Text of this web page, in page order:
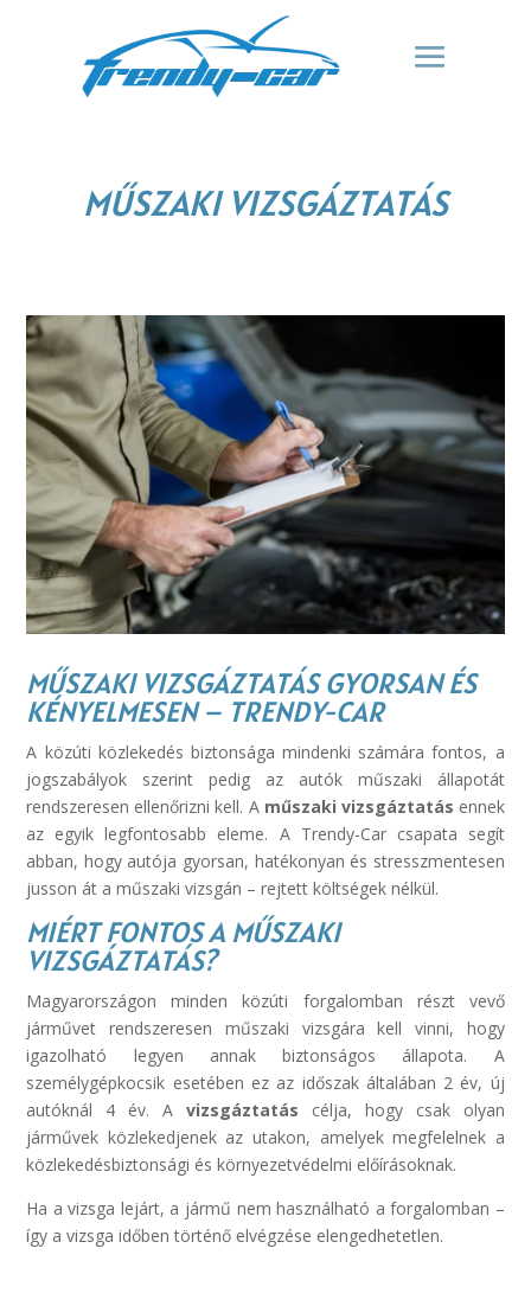
MŰSZAKI VIZSGÁZTATÁS
MŰSZAKI VIZSGÁZTATÁS GYORSAN ÉS
KÉNYELMESEN – TRENDY-CAR
A közúti közlekedés biztonsága mindenki számára fontos, a
jogszabályok szerint pedig az autók műszaki állapotát
rendszeresen ellenőrizni kell. A műszaki vizsgáztatás ennek
az egyik legfontosabb eleme. A Trendy-Car csapata segít
abban, hogy autója gyorsan, hatékonyan és stresszmentesen
jusson át a műszaki vizsgán – rejtett költségek nélkül.
MIÉRT FONTOS A MŰSZAKI
VIZSGÁZTATÁS?
Magyarországon minden közúti forgalomban részt vevő
járművet rendszeresen műszaki vizsgára kell vinni, hogy
igazolható legyen annak biztonságos állapota. A
személygépkocsik esetében ez az időszak általában 2 év, új
autóknál 4 év. A vizsgáztatás célja, hogy csak olyan
járművek közlekedjenek az utakon, amelyek megfelelnek a
közlekedésbiztonsági és környezetvédelmi előírásoknak.
Ha a vizsga lejárt, a jármű nem használható a forgalomban –
így a vizsga időben történő elvégzése elengedhetetlen.